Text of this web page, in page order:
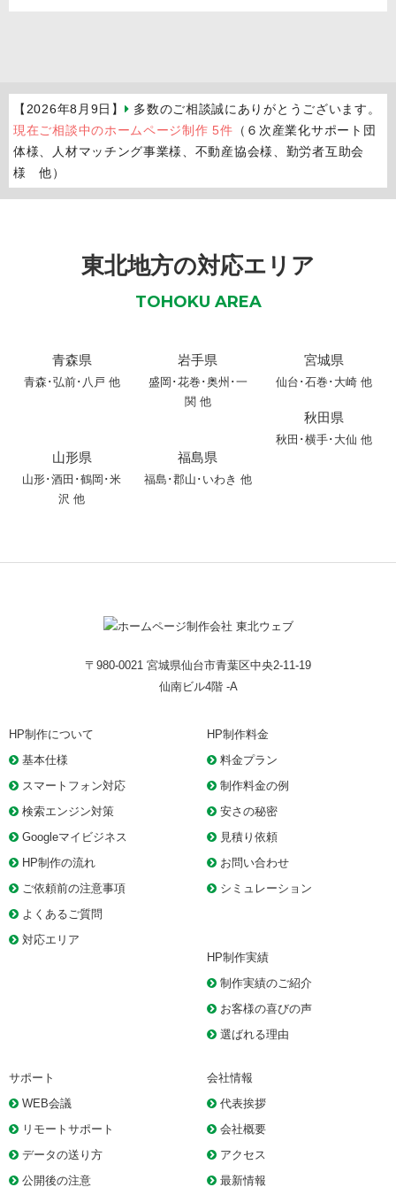
【2026年8月9日】
多数のご相談誠にありがとうございます。
現在ご相談中のホームページ制作 5件 （６次産業化サポート団
体様、人材マッチング事業様、不動産協会様、勤労者互助会
様 他）
東北地方の対応エリア
TOHOKU AREA
青森県
青森 ･弘前･ 八戸 他
岩手県
盛岡 ･花巻 ･奥州 ･一
関 他
宮城県
仙台･石巻･大崎 他
秋田県
秋田 ･横手･ 大仙 他
山形県
山形･酒田 ･鶴岡 ･米
沢 他
福島県
福島･郡山･いわき 他
〒980-0021 宮城県仙台市青葉区中央2-11-19
仙南ビル4階 -A
HP制作について
基本仕様
スマートフォン対応
検索エンジン対策
Googleマイビジネス
HP制作の流れ
ご依頼前の注意事項
よくあるご質問
対応エリア
HP制作料金
料金プラン
制作料金の例
安さの秘密
見積り依頼
お問い合わせ
シミュレーション
HP制作実績
制作実績のご紹介
お客様の喜びの声
選ばれる理由
サポート
WEB会議
リモートサポート
データの送り方
公開後の注意
会社情報
代表挨拶
会社概要
アクセス
最新情報